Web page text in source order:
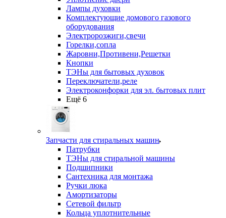
Лампы духовки
Комплектующие домового газового
оборудования
Электророзжиги,свечи
Горелки,сопла
Жаровни,Противени,Решетки
Кнопки
ТЭНы для бытовых духовок
Переключатели,реле
Электроконфорки для эл. бытовых плит
Ещё 6
Запчасти для стиральных машин
Патрубки
ТЭНы для стиральной машины
Подшипники
Сантехника для монтажа
Ручки люка
Амортизаторы
Сетевой фильтр
Кольца уплотнительные